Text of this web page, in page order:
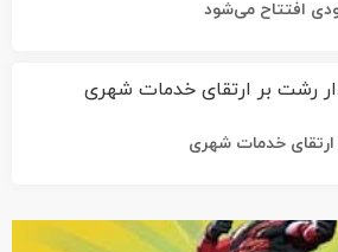
ارتقای خدمات شهری